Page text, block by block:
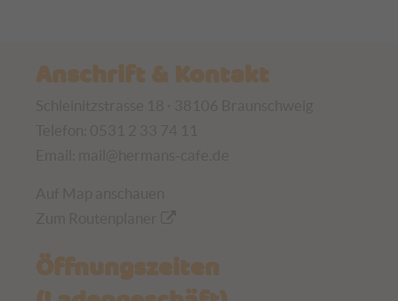
Anschrift & Kontakt
Öffnungszeiten